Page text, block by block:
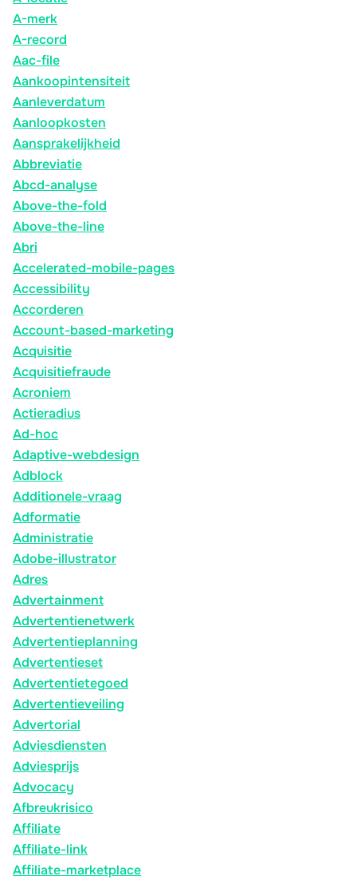
A-merk
A-record
Aac-file
Aankoopintensiteit
Aanleverdatum
Aanloopkosten
Aansprakelijkheid
Abbreviatie
Abcd-analyse
Above-the-fold
Above-the-line
Abri
Accelerated-mobile-pages
Accessibility
Accorderen
Account-based-marketing
Acquisitie
Acquisitiefraude
Acroniem
Actieradius
Ad-hoc
Adaptive-webdesign
Adblock
Additionele-vraag
Adformatie
Administratie
Adobe-illustrator
Adres
Advertainment
Advertentienetwerk
Advertentieplanning
Advertentieset
Advertentietegoed
Advertentieveiling
Advertorial
Adviesdiensten
Adviesprijs
Advocacy
Afbreukrisico
Affiliate
Affiliate-link
Affiliate-marketplace